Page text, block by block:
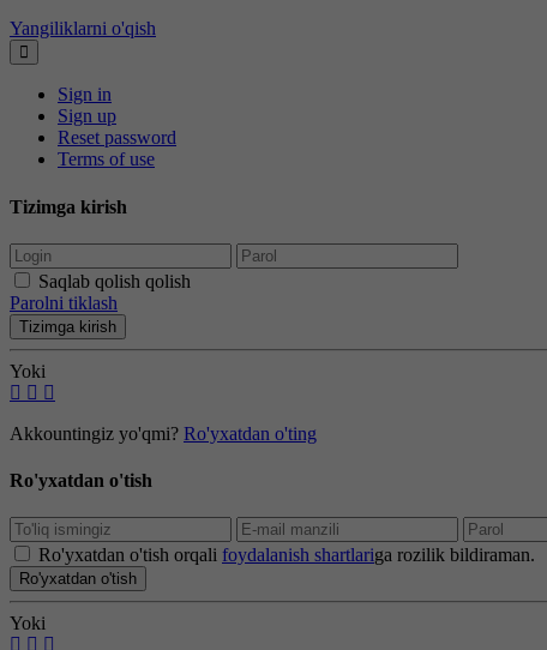
Yangiliklarni o'qish
Sign in
Sign up
Reset password
Terms of use
Tizimga kirish
Saqlab qolish qolish
Parolni tiklash
Tizimga kirish
Yoki
Akkountingiz yo'qmi? Ro'yxatdan o'ting
Ro'yxatdan o'tish
Ro'yxatdan o'tish orqali foydalanish shartlariga rozilik bildiraman.
Ro'yxatdan o'tish
Yoki